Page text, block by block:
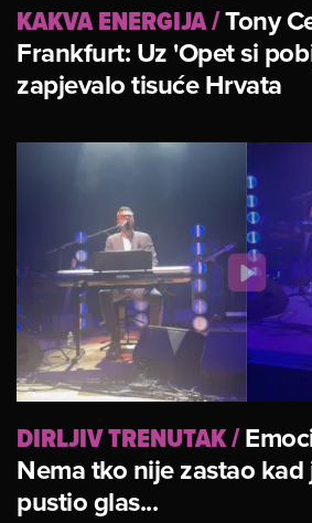
KAKVA ENERGIJA/Tony
Frankfurt: Uz 'Opet si
zapjevalo tisuće Hrvata
DIRLJIV TRENUTAK/
Nema tko nije zastao kad
pustio glas...